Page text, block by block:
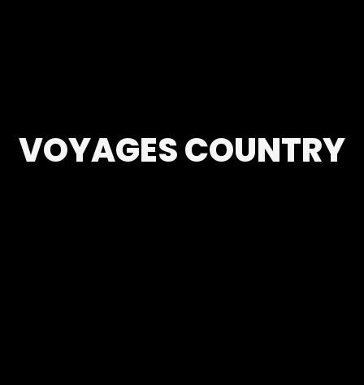
VOYAGES COUNTRY